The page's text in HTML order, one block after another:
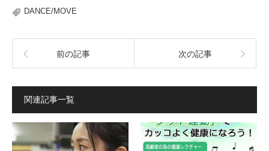
DANCE/MOVE
前の記事 次の記事
関連記事一覧